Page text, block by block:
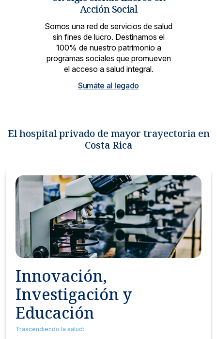
Acción Social
Somos una red de servicios de salud
sin fines de lucro. Destinamos el
100% de nuestro patrimonio a
programas sociales que promueven
el acceso a salud integral.
Sumáte al legado
El hospital privado de mayor trayectoria en
Costa Rica
Innovación,
Investigación y
Educación
Trascendiendo la salud: